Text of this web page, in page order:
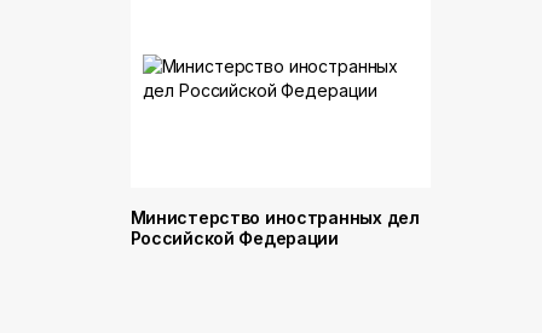
Министерство иностранных дел
Российской Федерации